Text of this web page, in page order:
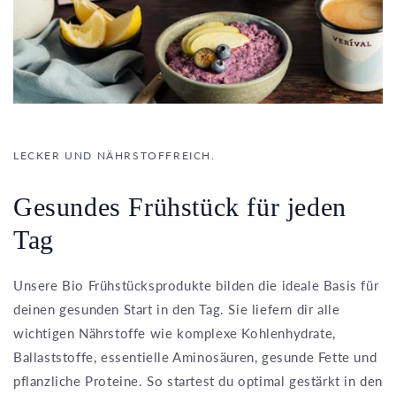
LECKER UND NÄHRSTOFFREICH.
Gesundes Frühstück für jeden
Tag
Unsere Bio Frühstücksprodukte bilden die ideale Basis für
deinen gesunden Start in den Tag. Sie liefern dir alle
wichtigen Nährstoffe wie komplexe Kohlenhydrate,
Ballaststoffe, essentielle Aminosäuren, gesunde Fette und
pflanzliche Proteine. So startest du optimal gestärkt in den